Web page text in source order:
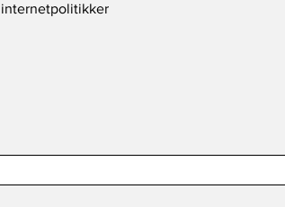
internetpolitikker